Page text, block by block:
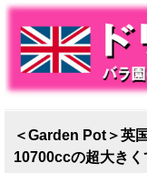
＜Garden Pot＞英
10700ccの超大き